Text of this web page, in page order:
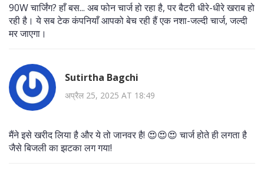
90W चार्जिंग? हाँ बस... अब फोन चार्ज हो रहा है, पर बैटरी धीरे-धीरे खराब हो
रही है। ये सब टेक कंपनियाँ आपको बेच रही हैं एक नशा-जल्दी चार्ज, जल्दी
मर जाएगा।
Sutirtha Bagchi
अप्रैल 25, 2025 AT 18:49
मैंने इसे खरीद लिया है और ये तो जानवर है! 😍😍😍 चार्ज होते ही लगता है
जैसे बिजली का झटका लग गया!